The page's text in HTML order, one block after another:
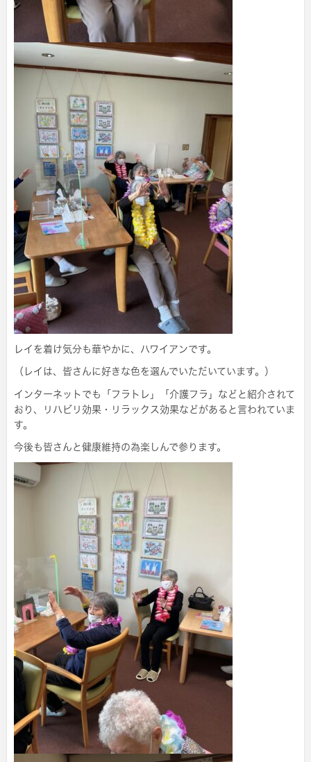
レイを着け気分も華やかに、ハワイアンです。
（レイは、皆さんに好きな色を選んでいただいています。）
インターネットでも「フラトレ」「介護フラ」などと紹介されて
おり、リハビリ効果・リラックス効果などがあると言われていま
す。
今後も皆さんと健康維持の為楽しんで参ります。